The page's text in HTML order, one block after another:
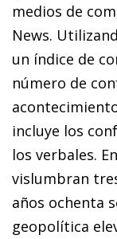
medios de
News.
un índice de
número de
incluye los
los verbales.
vislumbran
años ochenta
geopolítica